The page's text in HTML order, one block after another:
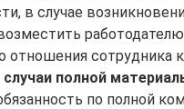
в случае
отношения сотрудника
случаи полной
по полной